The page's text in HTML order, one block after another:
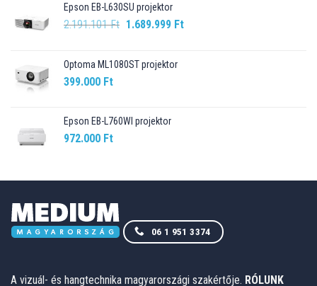
Epson EB-L630SU projektor
2.191.101Ft Original
2.191.101 Ft.
1.689.999 FtCurrent
Optoma ML1080ST projektor
399.000 Ft
Epson EB-L760WI projektor
972.000 Ft
06 1 951 3374
A vizuál- és hangtechnika magyarországi szakértője. RÓLUNK